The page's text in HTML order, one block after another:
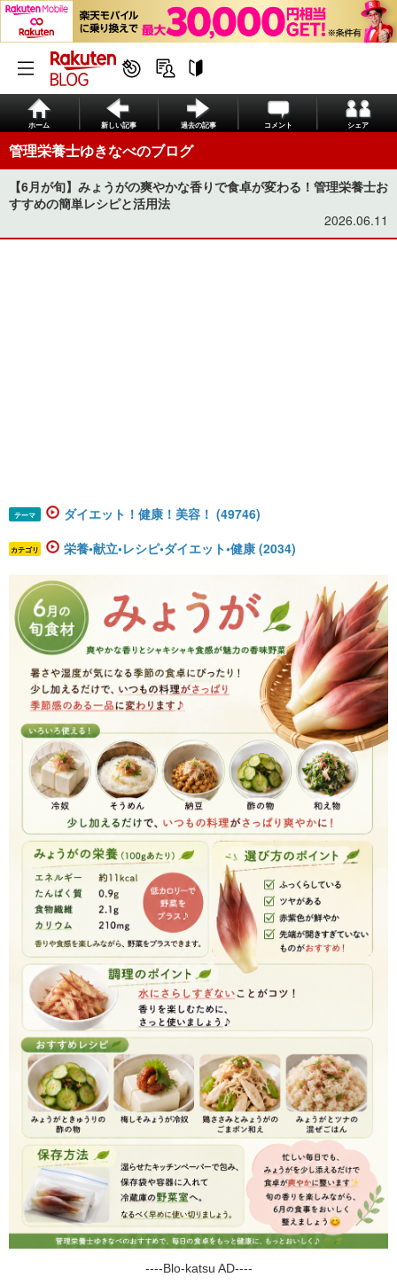
ホーム 新しい記事 過去の記事 コメント シェア
管理栄養士ゆきなべのブログ
【6月が旬】みょうがの爽やかな香りで食卓が変わる！管理栄養士お
すすめの簡単レシピと活用法
2026.06.11
テーマ ダイエット！健康！美容！ (49746)
カテゴリ 栄養•献立•レシピ•ダイエット•健康 (2034)
----Blo-katsu AD----